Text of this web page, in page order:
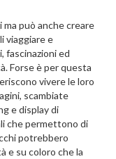
ma può anche creare
viaggiare e
fascinazioni ed
Forse è per questa
vivere le loro
scambiate
e display di
che permettono di
potrebbero
e su coloro che la